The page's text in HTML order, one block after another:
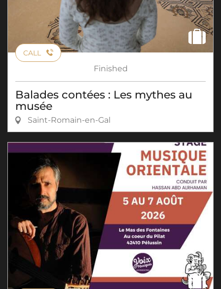
CALL
Finished
Balades contées : Les mythes au
musée
Saint-Romain-en-Gal